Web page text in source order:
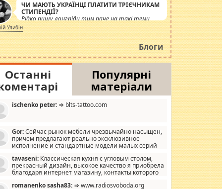
ЧИ МАЮТЬ УКРАЇНЦІ ПЛАТИТИ ТРІЄЧНИКАМ
СТИПЕНДІЇ?
Рідко пишу лонгріди тим паче на такі теми,
але вже просто дістало! Обурюють сьогоднішні
інсенуації навколо стипендіального питання.
Штучно роздувається ще одна соціальна
катастрофа.
Улибін
Блоги
Останні
Популярні
матеріали
ischenko peter: ⇒ blts-tattoo.com
Gor:Сейчас рынок мебели чрезвычайно насыщен,
причем предлагают реально эксклюзивное
исполнение и стандартные модели малых серий
мало походит на стандартные формы, в MebelOk,
и что главное - со вкусом все в порядке,
ненужных наворотов удорожающих мебель, а это не
tavaseni: Классическая кухня с угловым столом,
прекрасный дизайн, высокое качество я приобрела
благодаря интернет магазину, контакты которого
romanenko sasha83: ⇒ www.radiosvoboda.org